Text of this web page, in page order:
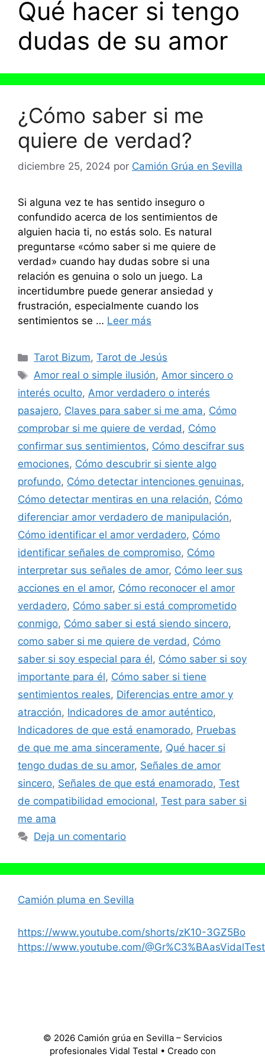
Qué hacer si tengo
dudas de su amor
¿Cómo saber si me
quiere de verdad?
diciembre 25, 2024 por Camión Grúa en Sevilla
Si alguna vez te has sentido inseguro o
confundido acerca de los sentimientos de
alguien hacia ti, no estás solo. Es natural
preguntarse «cómo saber si me quiere de
verdad» cuando hay dudas sobre si una
relación es genuina o solo un juego. La
incertidumbre puede generar ansiedad y
frustración, especialmente cuando los
sentimientos se … Leer más
Categorías
Tarot Bizum,Tarot de Jesús
Etiquetas
Amor real o simple ilusión,Amor sincero o
interés oculto, Amor verdadero o interés
pasajero, Claves para saber si me ama, Cómo
comprobar si me quiere de verdad, Cómo
confirmar sus sentimientos, Cómo descifrar sus
emociones, Cómo descubrir si siente algo
profundo, Cómo detectar intenciones genuinas,
Cómo detectar mentiras en una relación, Cómo
diferenciar amor verdadero de manipulación,
Cómo identificar el amor verdadero, Cómo
identificar señales de compromiso, Cómo
interpretar sus señales de amor, Cómo leer sus
acciones en el amor, Cómo reconocer el amor
verdadero, Cómo saber si está comprometido
conmigo, Cómo saber si está siendo sincero,
como saber si me quiere de verdad, Cómo
saber si soy especial para él, Cómo saber si soy
importante para él, Cómo saber si tiene
sentimientos reales, Diferencias entre amor y
atracción, Indicadores de amor auténtico,
Indicadores de que está enamorado, Pruebas
de que me ama sinceramente, Qué hacer si
tengo dudas de su amor, Señales de amor
sincero, Señales de que está enamorado, Test
de compatibilidad emocional, Test para saber si
me ama
Deja un comentario
Camión pluma en Sevilla
https://www.youtube.com/shorts/zK10-3GZ5Bo
https://www.youtube.com/
© 2026 Camión grúa en Sevilla – Servicios
profesionales Vidal Testal • Creado con